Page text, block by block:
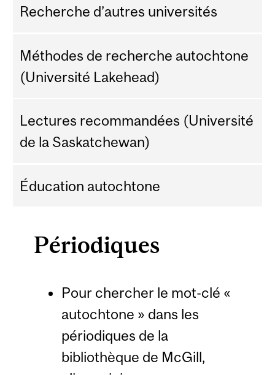
Recherche d’autres universités
Méthodes de recherche autochtone
(Université Lakehead)
Lectures recommandées (Université
de la Saskatchewan)
Éducation autochtone
Périodiques
Pour chercher le mot-clé «
autochtone » dans les
périodiques de la
bibliothèque de McGill,